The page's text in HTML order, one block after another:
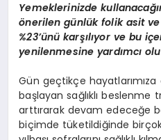
Yemeklerinizde
önerilen günlük folik asit
%23’ünü karşılıyor ve bu
yenilenmesine yardımcı
Gün geçtikçe
başlayan sağlıklı beslenme
arttırarak devam edeceğe
biçimde tüketildiğinde